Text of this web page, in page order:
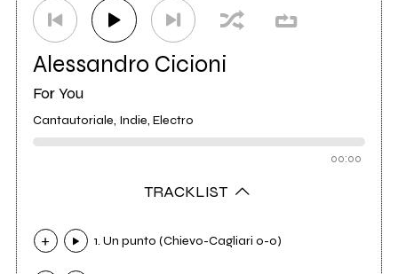
Alessandro Cicioni
For You
Cantautoriale, Indie, Electro
00:00
TRACKLIST
1. Un punto (Chievo-Cagliari 0-0)